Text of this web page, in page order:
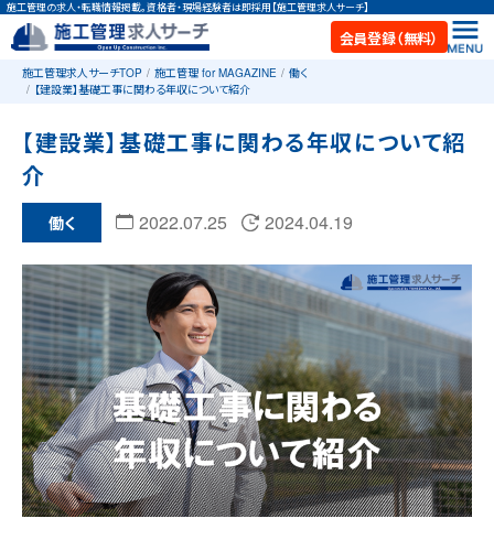
施工管理の求人・転職情報掲載。資格者・現場経験者は即採用【施工管理求人サーチ】
会員登録（無料）
施工管理求人サーチTOP 施工管理 for MAGAZINE
働く
【建設業】基礎工事に関わる年収について紹介
【建設業】基礎工事に関わる年収について紹
介
働く 2022.07.25 2024.04.19